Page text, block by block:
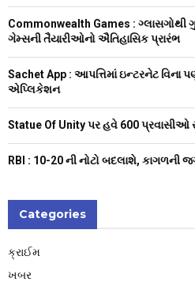
Commonwealth Games : ગ્લાસગોથી
ગેમ્સની તૈયારીઓનો ઐતિહાસિક પ્રારંભ
Sachet App : આપત્તિમાં ઇન્ટરનેટ વિના
એપ્લિકેશન
Statue Of Unity પર હવે 600
RBI : ₹10-20 ની નોટો બદલાશે, કાગળની
Categories
ક્રાઈમ
ખબર